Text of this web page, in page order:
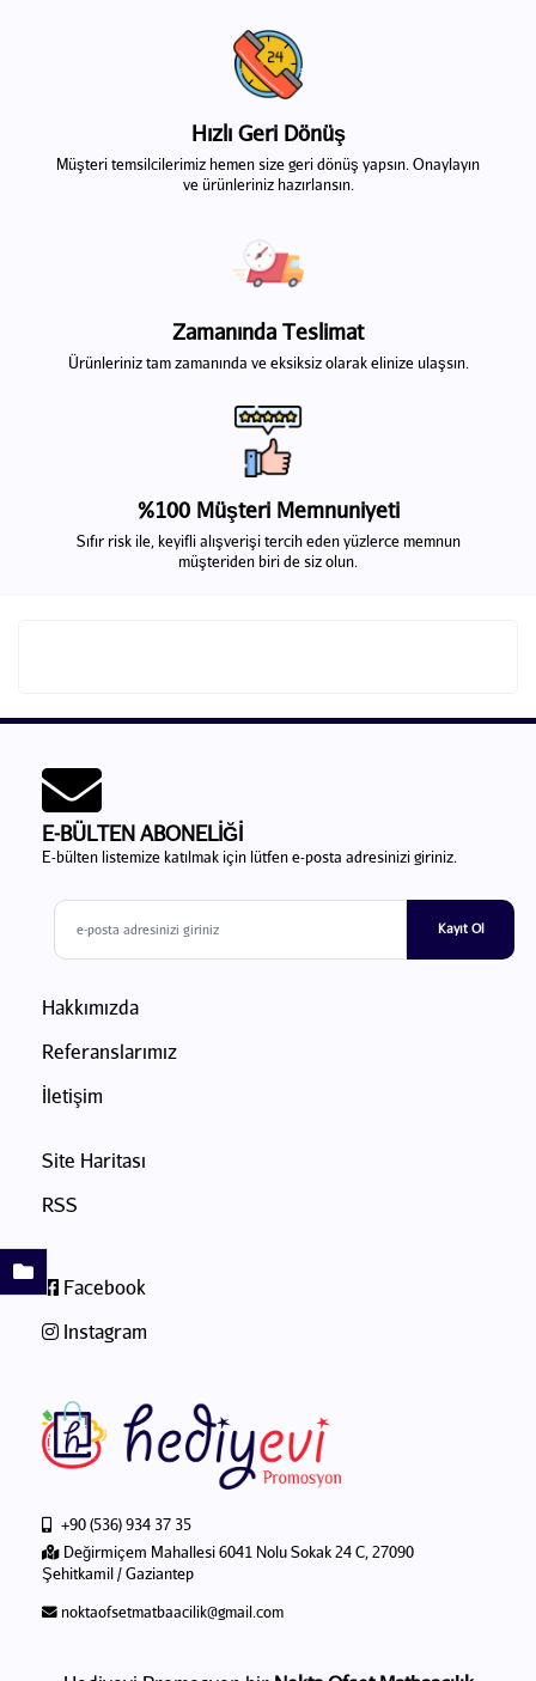
Hızlı Geri Dönüş
Müşteri temsilcilerimiz hemen size geri dönüş yapsın. Onaylayın
ve ürünleriniz hazırlansın.
Zamanında Teslimat
Ürünleriniz tam zamanında ve eksiksiz olarak elinize ulaşsın.
%100 Müşteri Memnuniyeti
Sıfır risk ile, keyifli alışverişi tercih eden yüzlerce memnun
müşteriden biri de siz olun.
E-BÜLTEN ABONELİĞİ
E-bülten listemize katılmak için lütfen e-posta adresinizi giriniz.
Kayıt Ol
Hakkımızda
Referanslarımız
İletişim
Site Haritası
RSS
Facebook
Instagram
+90 (536) 934 37 35
Değirmiçem Mahallesi 6041 Nolu Sokak 24 C, 27090
Şehitkamil / Gaziantep
noktaofsetmatbaacilik@gmail.com